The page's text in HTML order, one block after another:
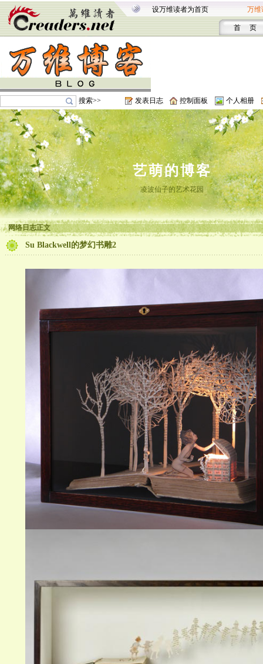
设万维读者为首页 万维
首 页
搜索>> 发表日志 控制面板 个人相册
艺萌的博客
凌波仙子的艺术花园
网络日志正文
Su Blackwell的梦幻书雕2